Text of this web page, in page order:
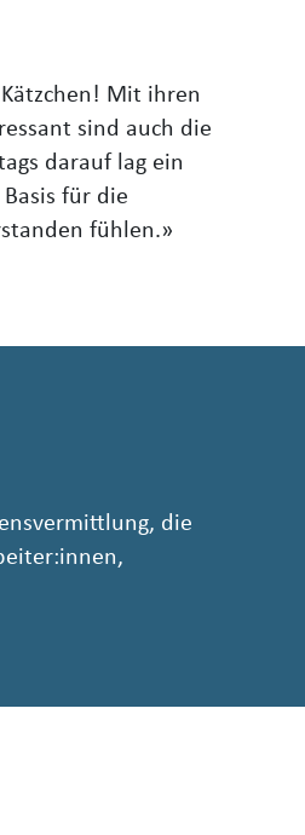
Mit ihren
sind auch die
darauf lag ein
für die
fühlen.»
die